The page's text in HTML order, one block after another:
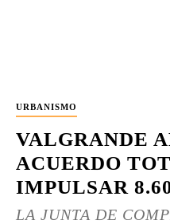
URBANISMO
VALGRANDE
ACUERDO
IMPULSAR
LA JUNTA DE